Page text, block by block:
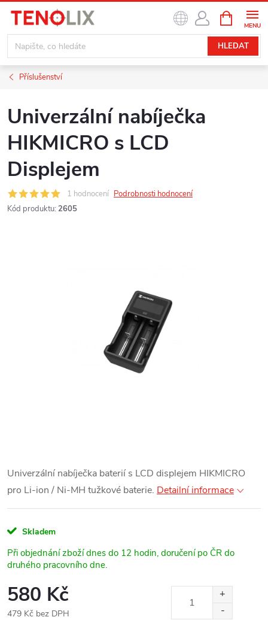
obsah
HLEDAT
NÁKUPNÍ
KOŠÍK
Příslušenství
Univerzální nabíječka
HIKMICRO s LCD
Displejem
1 hodnocení Podrobnosti hodnocení
Kód produktu: 2605
Univerzální nabíječka baterií s LCD displejem HIKMICRO
pro Li-ion / Ni-MH tužkové baterie. Detailní informace
Skladem
Při objednání zboží dnes do 12 hodin, doručení po ČR do
druhého pracovního dne.
580 Kč
479 Kč bez DPH